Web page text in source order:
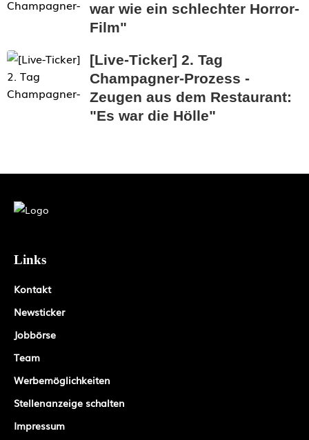
war wie ein schlechter Horror-
Film"
[Live-Ticker] 2. Tag
Champagner-Prozess -
Zeugen aus dem Restaurant:
"Es war die Hölle"
Links
Kontakt
Newsticker
Jobbörse
Team
Werbemöglichkeiten
Stellenanzeige schalten
Impressum